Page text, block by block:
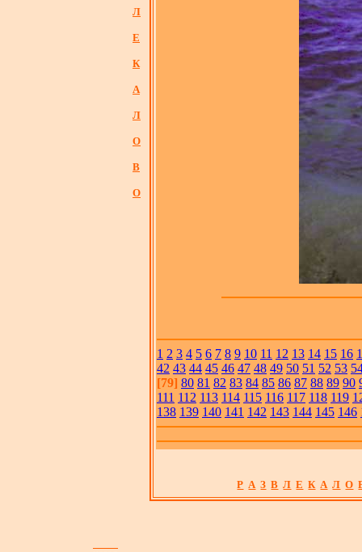
Л
Е
К
А
Л
О
В
О
1 2 3 4 5 6 7 8 9 10 11 12 13 14 15 16
42 43 44 45 46 47 48 49 50 51 52 53
[79] 80 81 82 83 84 85 86 87 88 89 90
111 112 113 114 115 116 117 118 119
138 139 140 141 142 143 144 145 146
Р А З В Л Е К А Л О